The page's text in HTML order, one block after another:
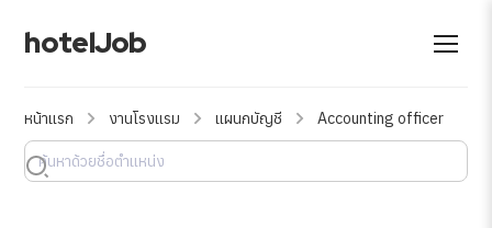
hotelJob
หน้าแรก งานโรงแรม แผนกบัญชี Accounting officer